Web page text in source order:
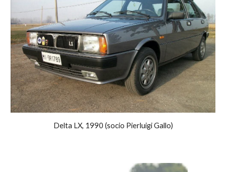
Delta LX, 1990 (socio Pierluigi Gallo)